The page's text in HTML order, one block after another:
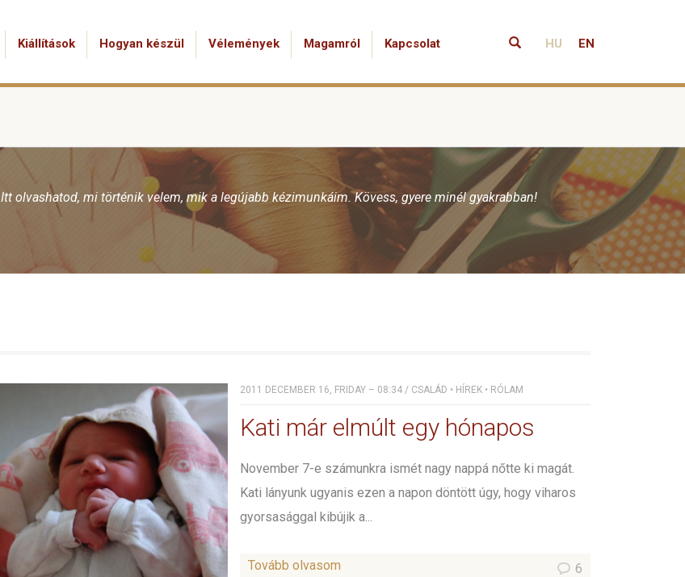
Kiállítások Hogyan készül Vélemények Magamról Kapcsolat HU EN
Itt olvashatod, mi történik velem, mik a legújabb kézimunkáim. Kövess, gyere minél gyakrabban!
2011 DECEMBER 16, FRIDAY – 08:34 / CSALÁD • HÍREK • RÓLAM
Kati már elmúlt egy hónapos
November 7-e számunkra ismét nagy nappá nőtte ki magát.
Kati lányunk ugyanis ezen a napon döntött úgy, hogy viharos
gyorsasággal kibújik a...
Tovább olvasom 6